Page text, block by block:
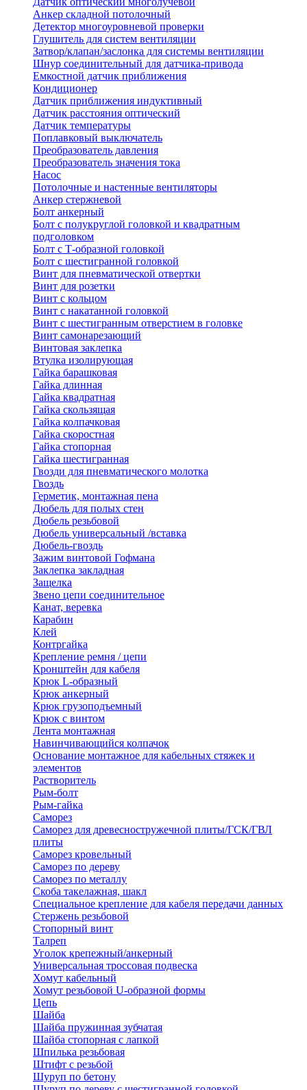
Анкер складной потолочный
Детектор многоуровневой проверки
Глушитель для систем вентиляции
Затвор/клапан/заслонка для системы вентиляции
Шнур соединительный для датчика-привода
Емкостной датчик приближения
Кондиционер
Датчик приближения индуктивный
Датчик расстояния оптический
Датчик температуры
Поплавковый выключатель
Преобразователь давления
Преобразователь значения тока
Насос
Потолочные и настенные вентиляторы
Анкер стержневой
Болт анкерный
Болт с полукруглой головкой и квадратным
подголовком
Болт с Т-образной головкой
Болт с шестигранной головкой
Винт для пневматической отвертки
Винт для розетки
Винт с кольцом
Винт с накатанной головкой
Винт с шестигранным отверстием в головке
Винт самонарезающий
Винтовая заклепка
Втулка изолирующая
Гайка барашковая
Гайка длинная
Гайка квадратная
Гайка скользящая
Гайка колпачковая
Гайка скоростная
Гайка стопорная
Гайка шестигранная
Гвозди для пневматического молотка
Гвоздь
Герметик, монтажная пена
Дюбель для полых стен
Дюбель резьбовой
Дюбель универсальный /вставка
Дюбель-гвоздь
Зажим винтовой Гофмана
Заклепка закладная
Защелка
Звено цепи соединительное
Канат, веревка
Карабин
Клей
Контргайка
Крепление ремня / цепи
Кронштейн для кабеля
Крюк L-образный
Крюк анкерный
Крюк грузоподъемный
Крюк с винтом
Лента монтажная
Навинчивающийся колпачок
Основание монтажное для кабельных стяжек и
элементов
Растворитель
Рым-болт
Рым-гайка
Саморез
Саморез для древесностружечной плиты/ГСК/ГВЛ
плиты
Саморез кровельный
Саморез по дереву
Саморез по металлу
Скоба такелажная, шакл
Специальное крепление для кабеля передачи данных
Стержень резьбовой
Стопорный винт
Талреп
Уголок крепежный/анкерный
Универсальная троссовая подвеска
Хомут кабельный
Хомут резьбовой U-образной формы
Цепь
Шайба
Шайба пружинная зубчатая
Шайба стопорная с лапкой
Шпилька резьбовая
Штифт с резьбой
Шуруп по бетону